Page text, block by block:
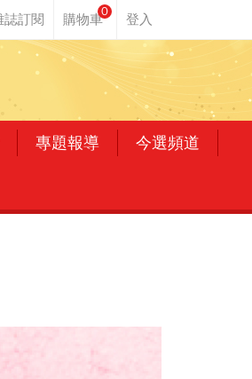
0
專題報導 今選頻道